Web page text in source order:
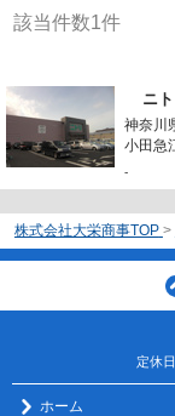
該当件数1件
ニ
神奈川
小田急
-
株式会社大栄商事TOP >
定休
ホーム